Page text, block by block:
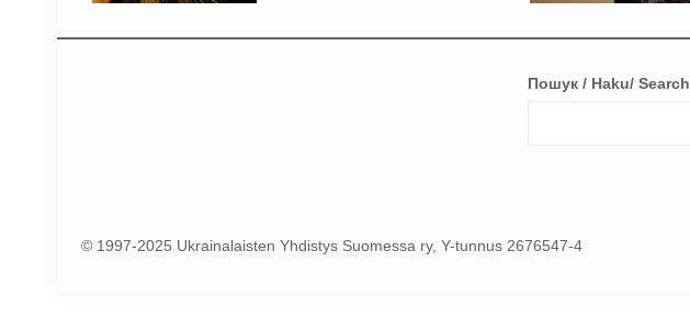
Пошук / Haku/ Search
© 1997-2025 Ukrainalaisten Yhdistys Suomessa ry, Y-tunnus 2676547-4